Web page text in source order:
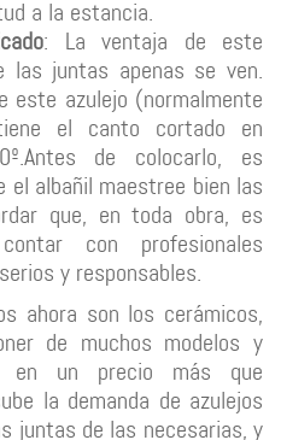
a la estancia.
: La ventaja de este
las juntas apenas se ven.
este azulejo (normalmente
el canto cortado en
de colocarlo, es
el albañil maestree bien las
que, en toda obra, es
con profesionales
y responsables.
ahora son los cerámicos,
de muchos modelos y
en un precio más que
la demanda de azulejos
juntas de las necesarias, y